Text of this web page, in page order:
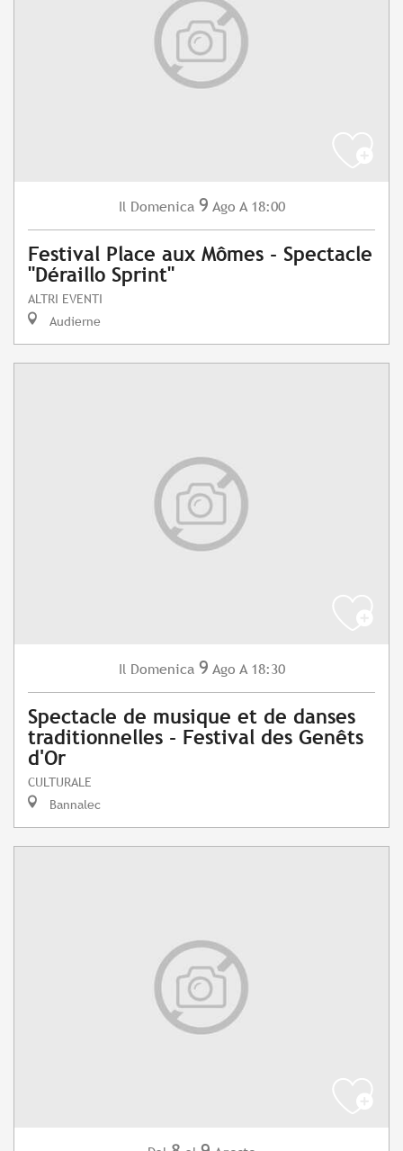
Il Domenica 9 Ago A 18:00
Festival Place aux Mômes - Spectacle
"Déraillo Sprint"
ALTRI EVENTI
Audierne
Il Domenica 9 Ago A 18:30
Spectacle de musique et de danses
traditionnelles - Festival des Genêts
d'Or
CULTURALE
Bannalec